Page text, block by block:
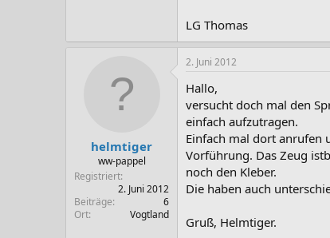
LG Thomas
helmtiger
ww-pappel
Registriert
2. Juni 2012
Beiträge
6
Ort
Vogtland
2. Juni 2012
Hallo,
versucht doch mal den
einfach aufzutragen.
Einfach mal dort anrufen
Vorführung. Das Zeug
noch den Kleber.
Die haben auch
Gruß, Helmtiger.